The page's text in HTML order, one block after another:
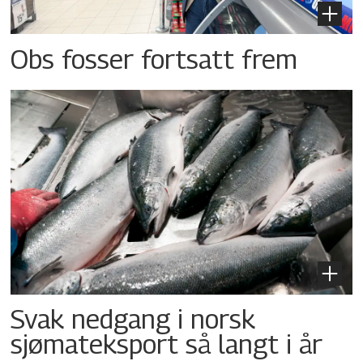
Obs fosser fortsatt frem
Svak nedgang i norsk
sjømateksport så langt i år